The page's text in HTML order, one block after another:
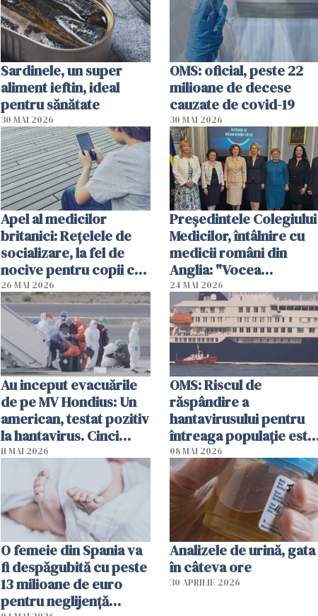
Sardinele, un super
aliment ieftin, ideal
pentru sănătate
30 MAI 2026
OMS: oficial, peste 22
milioane de decese
cauzate de covid-19
30 MAI 2026
Apel al medicilor
britanici: Reţelele de
socializare, la fel de
nocive pentru copii ca
fumatul
26 MAI 2026
Președintele Colegiului
Medicilor, întâlnire cu
medicii români din
Anglia: "Vocea
dumneavoastră trebuie
să fie auzită"
24 MAI 2026
Au inceput evacuările
de pe MV Hondius: Un
american, testat pozitiv
la hantavirus. Cinci
pasageri francezi au
intrat în izolare
11 MAI 2026
OMS: Riscul de
răspândire a
hantavirusului pentru
întreaga populaţie este
"absolut redus"
08 MAI 2026
O femeie din Spania va
fi despăgubită cu peste
13 milioane de euro
pentru neglijenţă
Analizele de urină, gata
în câteva ore
30 APRILIE 2026